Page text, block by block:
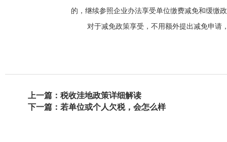
的，继续参照企业办法享受单位缴费减免和缓缴
对于减免政策享受，不用额外提出减免申请
上一篇：税收洼地政策详细解读
下一篇：若单位或个人欠税，会怎么样